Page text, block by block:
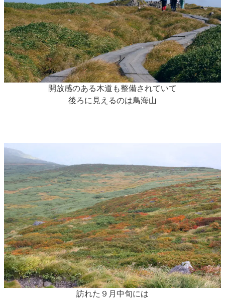
開放感のある木道も整備されていて
後ろに見えるのは鳥海山
訪れた９月中旬には